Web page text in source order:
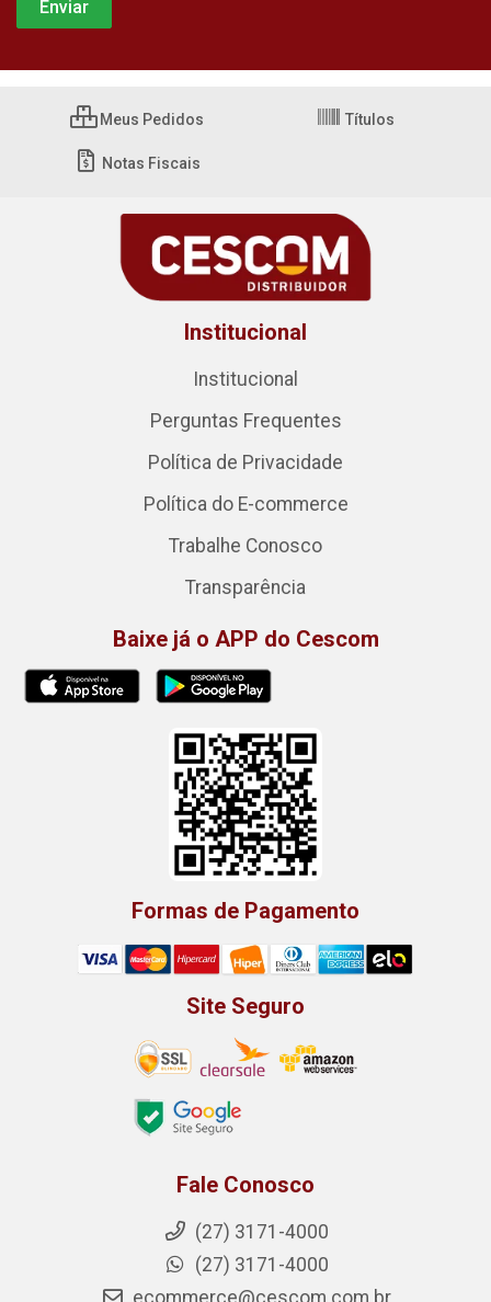
Meus Pedidos Títulos
Notas Fiscais
Institucional
Institucional
Perguntas Frequentes
Política de Privacidade
Política do E-commerce
Trabalhe Conosco
Transparência
Baixe já o APP do Cescom
Formas de Pagamento
Site Seguro
Fale Conosco
(27) 3171-4000
(27) 3171-4000
ecommerce@cescom.com.br